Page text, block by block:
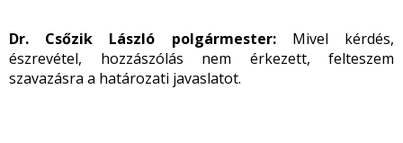
Dr. Csőzik László polgármester: Mivel kérdés,
észrevétel, hozzászólás nem érkezett, felteszem
szavazásra a határozati javaslatot.